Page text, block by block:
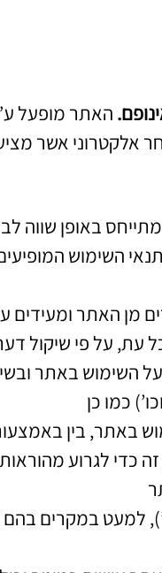
האתר מופעל ע”י חברת
אשר מציע,
באופן שווה
השימוש
מן האתר ומעידים
עת, על פי שיקול
השימוש באתר
כמו כן
באתר, בין
למעט במקרים